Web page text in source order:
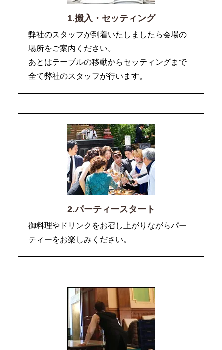
1.搬入・セッティング
弊社のスタッフが到着いたしましたら会場の
場所をご案内ください。
あとはテーブルの移動からセッティングまで
全て弊社のスタッフが行います。
2.パーティースタート
御料理やドリンクをお召し上がりながらパー
ティーをお楽しみください。